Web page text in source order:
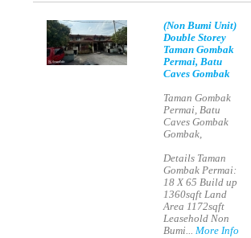
(Non Bumi Unit)
Double Storey
Taman Gombak
Permai, Batu
Caves Gombak
Taman Gombak
Permai, Batu
Caves Gombak
Gombak,
Details Taman
Gombak Permai:
18 X 65 Build up
1360sqft Land
Area 1172sqft
Leasehold Non
Bumi...More Info